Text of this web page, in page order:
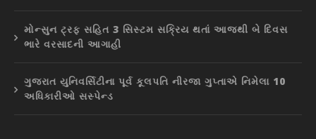
મોન્સુન ટ્રફ સહિત 3 સિસ્ટમ સક્રિય થતાં આજથી બે દિવસ
ભારે વરસાદની આગાહી
ગુજરાત યુનિવર્સિટીના પૂર્વ કૂલપતિ નીરજા ગુપ્તાએ નિમેલા 10
અધિકારીઓ સસ્પેન્ડ